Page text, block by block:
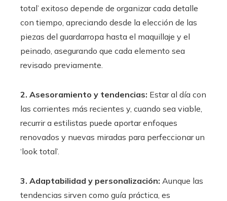
total’ exitoso depende de organizar cada detalle
con tiempo, apreciando desde la elección de las
piezas del guardarropa hasta el maquillaje y el
peinado, asegurando que cada elemento sea
revisado previamente.
2. Asesoramiento y tendencias: Estar al día con
las corrientes más recientes y, cuando sea viable,
recurrir a estilistas puede aportar enfoques
renovados y nuevas miradas para perfeccionar un
‘look total’.
3. Adaptabilidad y personalización: Aunque las
tendencias sirven como guía práctica, es